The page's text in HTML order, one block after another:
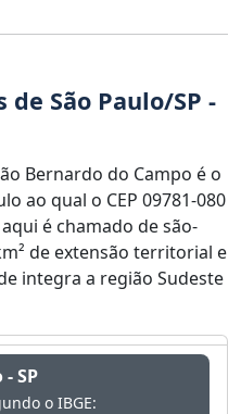
São Paulo/SP -
Bernardo do Campo é o
ao qual o CEP 09781-080
é chamado de são-
de extensão territorial e
integra a região Sudeste
SP
o IBGE: